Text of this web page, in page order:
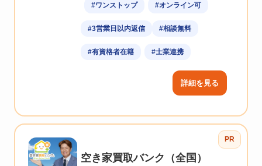
#ワンストップ #オンライン可
#3営業日以内返信 #相談無料
#有資格者在籍 #士業連携
詳細を見る
PR
空き家買取バンク（全国）